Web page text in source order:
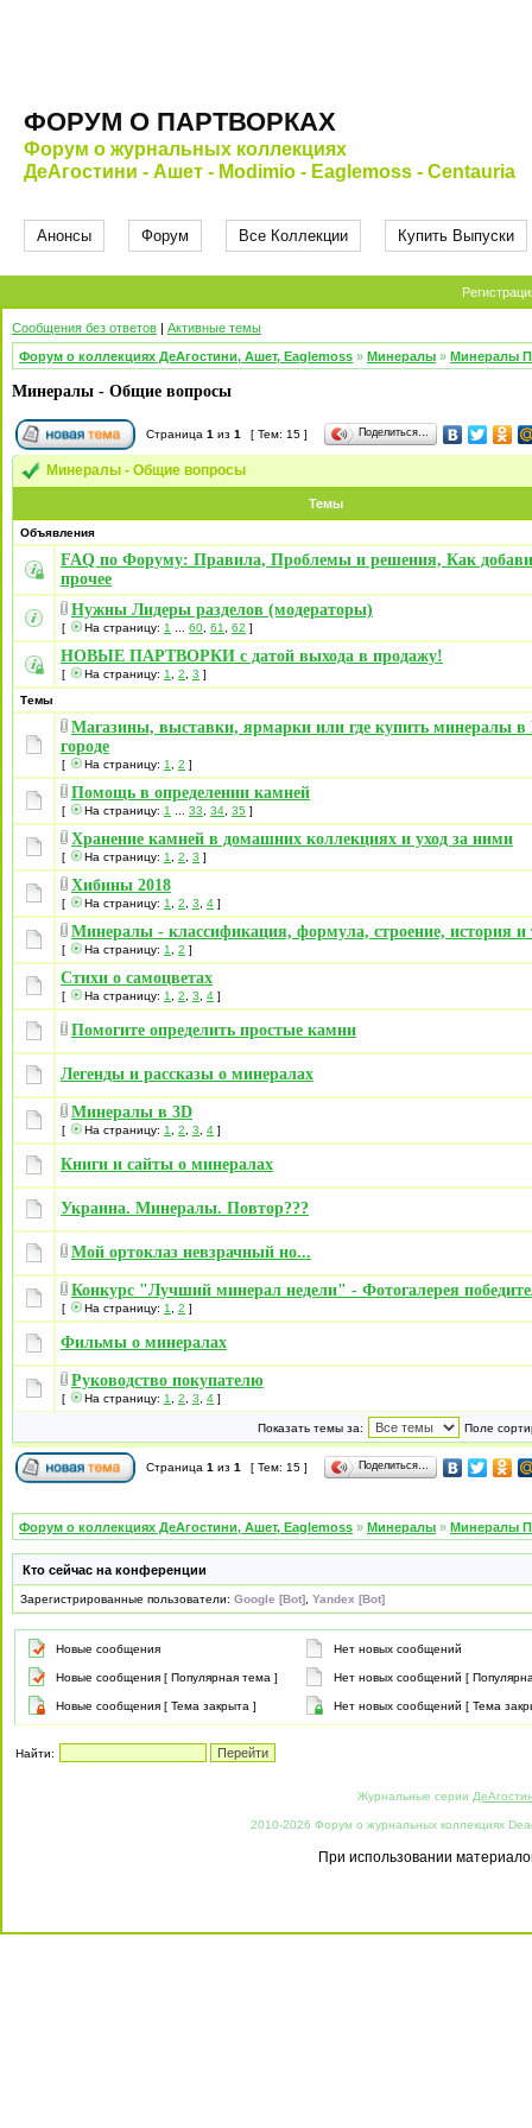
ФОРУМ О ПАРТВОРКАХ
Форум о журнальных коллекциях
ДеАгостини - Ашет - Modimio - Eaglemoss - Centauria
Анонсы Форум Все Коллекции Купить Выпуски
Сообщения без ответов | Активные темы
Форум о коллекциях ДеАгостини, Ашет, Eaglemoss » Минералы » Минералы
Минералы - Общие вопросы
Страница 1 из 1 [ Тем: 15 ] Поделиться…
Минералы - Общие вопросы
Темы
Объявления
FAQ по Форуму: Правила, Проблемы и решения, Как
прочее
Нужны Лидеры разделов (модераторы)
[ На страницу: 1 60 61 62 ]
НОВЫЕ ПАРТВОРКИ с датой выхода в продажу!
[ На страницу: 1 2 3 ]
Темы
Магазины, выставки, ярмарки или где купить минералы
городе
[ На страницу: 1 2 ]
Помощь в определении камней
[ На страницу: 1 33 34 35 ]
Хранение камней в домашних коллекциях и уход за ними
[ На страницу: 1 2 3 ]
Хибины 2018
[ На страницу: 1 2 3 4 ]
Минералы - классификация, формула, строение, история и
[ На страницу: 1 2 ]
Стихи о самоцветах
[ На страницу: 1 2 3 4 ]
Помогите определить простые камни
Легенды и рассказы о минералах
Минералы в 3D
[ На страницу: 1 2 3 4 ]
Книги и сайты о минералах
Украина. Минералы. Повтор???
Мой ортоклаз невзрачный но...
Конкурс "Лучший минерал недели" - Фотогалерея
[ На страницу: 1 2 ]
Фильмы о минералах
Руководство покупателю
[ На страницу: 1 2 3 4 ]
Показать темы за: Поле
Страница 1 из 1 [ Тем: 15 ] Поделиться…
Форум о коллекциях ДеАгостини, Ашет, Eaglemoss » Минералы » Минералы
Кто сейчас на конференции
Зарегистрированные пользователи: Google [Bot] Yandex [Bot]
Новые сообщения Нет новых сообщений
Новые сообщения [ Популярная тема ] Нет новых сообщений [
Новые сообщения [ Тема закрыта ] Нет новых сообщений [ Тема
Найти:
Журнальные серии
2010-2026 Форум о журнальных коллекциях
При использовании